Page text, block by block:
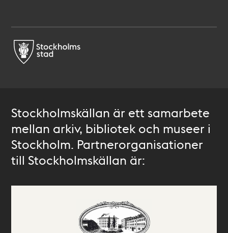
Stockholmskällan är ett samarbete
mellan arkiv, bibliotek och museer i
Stockholm. Partnerorganisationer
till Stockholmskällan är: